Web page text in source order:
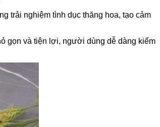
trải nghiệm tình dục thăng hoa, tạo cảm
gọn và tiện lợi, người dùng dễ dàng kiểm